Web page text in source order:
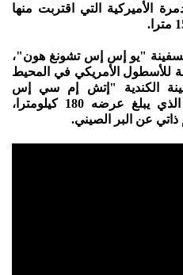
الأميركية التي اقتربت منها
"يو إس إس تشونغ هون"،
للأسطول الأمريكي في المحيط
الكندية "إتش إم سي إس
مونتريال" في مضيق تايوان، الذي يبلغ عرضه 180 كيلومترا،
عن البر الصيني.